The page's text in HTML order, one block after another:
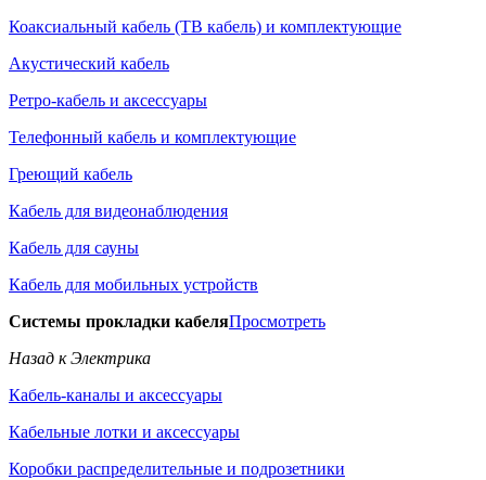
Коаксиальный кабель (ТВ кабель) и комплектующие
Акустический кабель
Ретро-кабель и аксессуары
Телефонный кабель и комплектующие
Греющий кабель
Кабель для видеонаблюдения
Кабель для сауны
Кабель для мобильных устройств
Системы прокладки кабеляПросмотреть
Назад к Электрика
Кабель-каналы и аксессуары
Кабельные лотки и аксессуары
Коробки распределительные и подрозетники